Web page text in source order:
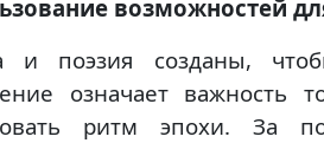
возможностей
и поэзия созданы,
означает важность
ритм эпохи. За